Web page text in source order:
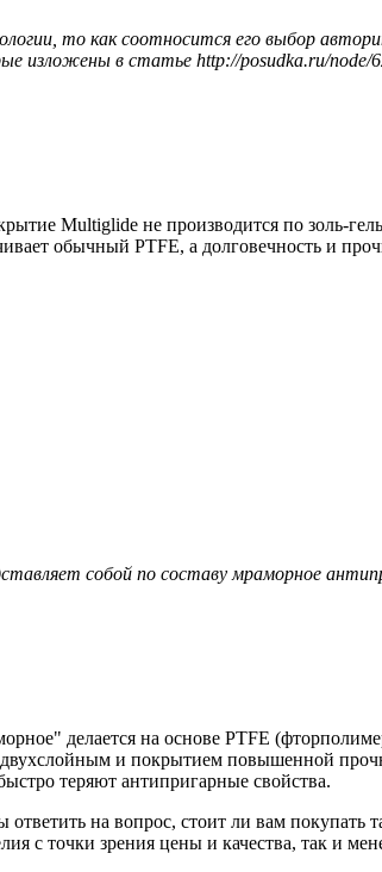
то как соотносится его выбор
изложены в статье http://posudka.ru/node/
Multiglide не производится по золь-
обычный PTFE, а долговечность и
собой по составу мраморное
делается на основе PTFE
и покрытием повышенной
теряют антипригарные свойства.
на вопрос, стоит ли вам
с точки зрения цены и качества, так и